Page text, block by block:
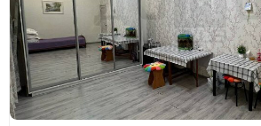
90 дн.
в продаже
Показать всю историю: 14